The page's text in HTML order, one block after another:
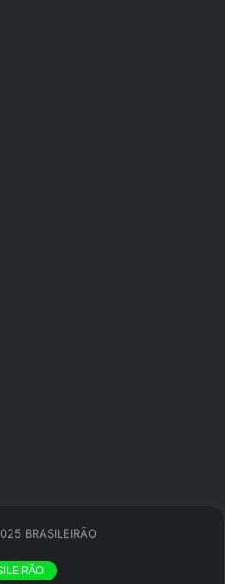
BRASILEIRÃO